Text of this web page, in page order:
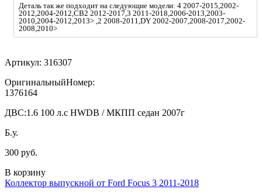
Деталь так же подходит на следующие модели: 4 2007-2015,2002-
2012,2004-2012,CB2 2012-2017,3 2011-2018,2006-2013,2003-
2010,2004-2012,2013> ,2 2008-2011,DY 2002-2007,2008-2017,2002-
2008,2010>
Артикул: 316307
ОригинальныйНомер:
1376164
ДВС:1.6 100 л.с HWDB / МКПП седан 2007г
Б.у.
300 руб.
В корзину
Коллектор выпускной от Ford Focus 3 2011-2018